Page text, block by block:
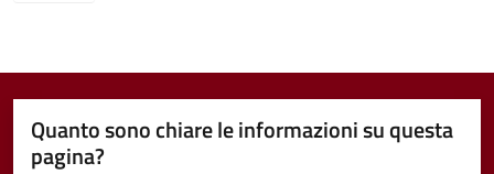
Quanto sono chiare le informazioni su questa
pagina?